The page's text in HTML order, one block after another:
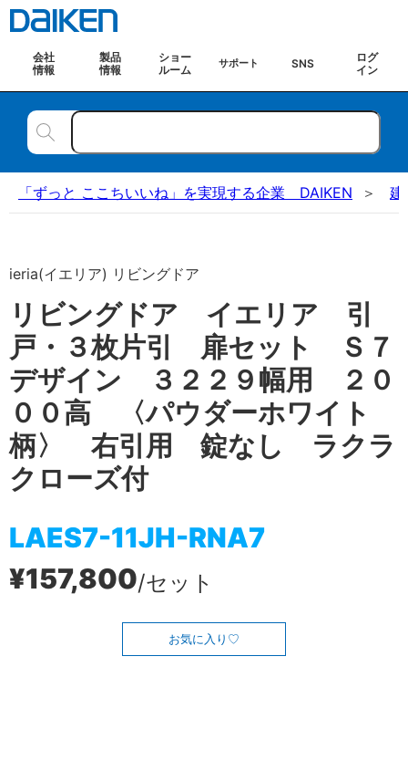
会社
情報
製品
情報
ショー
ルーム
サポート SNS
ログ
イン
「ずっと ここちいいね」を実現する企業 DAIKEN 建
ieria(イエリア) リビングドア
リビングドア イエリア 引
戸・３枚片引 扉セット Ｓ７
デザイン ３２２９幅用 ２０
００高 〈パウダーホワイト
柄〉 右引用 錠なし ラクラ
クローズ付
LAES7-11JH-RNA7
¥157,800/セット
お気に入り